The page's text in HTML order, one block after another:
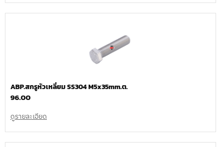
ABP.สกรูหัวเหลี่ยม SS304 M5x35mm.ต.
96.00
ดูรายละเอียด